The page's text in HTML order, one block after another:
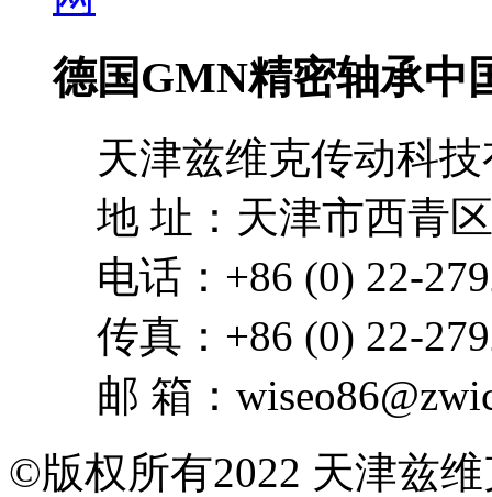
德国GMN精密轴承中
天津兹维克传动科
地 址：天津市西青
电话：+86 (0) 22-
传真：+86 (0) 22-
邮 箱：
©版权所有2022 天津兹